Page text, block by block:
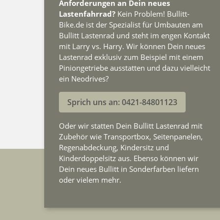
Anforderungen an Dein neues
Lastenfahrrad? Kein Problem! Bullitt-
Bike.de ist der Spezialist für Umbauten am
Bullitt Lastenrad und steht im engen Kontakt
mit Larry vs. Harry. Wir können Dein neues
Lastenrad exklusiv zum Beispiel mit einem
Piniongetriebe ausstatten und dazu vielleicht
ein Neodrives?
Sprich uns an: 0421-84801123
Oder wir statten Dein Bullitt Lastenrad mit
Zubehör wie Transportbox, Seitenpanelen,
Regenabdeckung, Kindersitz und
Kinderdoppelsitz aus. Ebenso können wir
Dein neues Bullitt in Sonderfarben liefern
oder vielem mehr.